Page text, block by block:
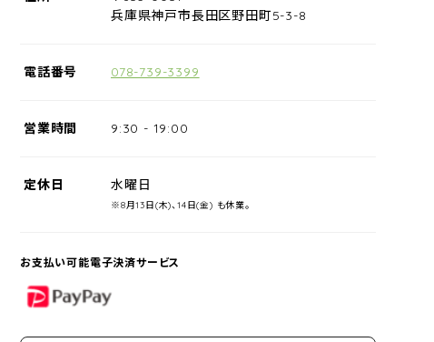
兵庫県神戸市長田区野田町5-3-8
電話番号 078-739-3399
営業時間 9:30 - 19:00
定休日 水曜日
※8月13日(木)、14日(金) も休業。
お支払い可能電子決済サービス
PayPay